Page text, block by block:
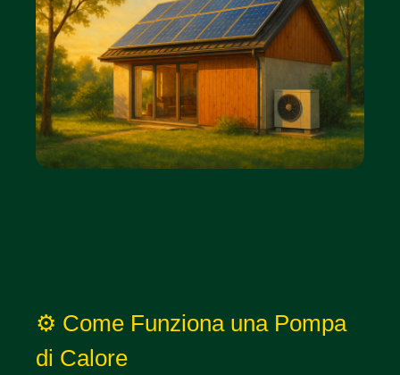
⚙️ Come Funziona una Pompa
di Calore